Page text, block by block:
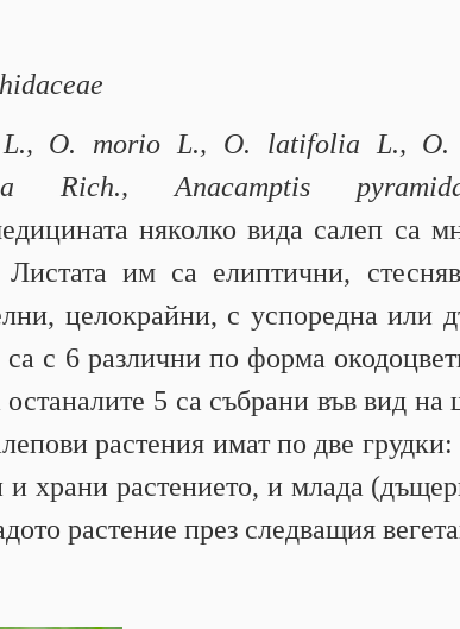
L., O. morio L., O. latifolia L.,
Rich., Anacamptis
няколко вида салеп са
Листата им са елиптични,
целокрайни, с успоредна или
са с 6 различни по форма
5 са събрани във вид
растения имат по две
и храни растението, и млада
растение през следващия